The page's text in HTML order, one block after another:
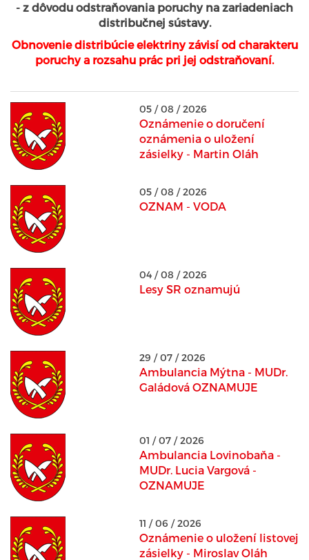
- z dôvodu odstraňovania poruchy na zariadeniach
distribučnej sústavy.
Obnovenie distribúcie elektriny závisí od charakteru
poruchy a rozsahu prác pri jej odstraňovaní.
05 / 08 / 2026
Oznámenie o doručení
oznámenia o uložení
zásielky - Martin Oláh
05 / 08 / 2026
OZNAM - VODA
04 / 08 / 2026
Lesy SR oznamujú
29 / 07 / 2026
Ambulancia Mýtna - MUDr.
Galádová OZNAMUJE
01 / 07 / 2026
Ambulancia Lovinobaňa -
MUDr. Lucia Vargová -
OZNAMUJE
11 / 06 / 2026
Oznámenie o uložení listovej
zásielky - Miroslav Oláh